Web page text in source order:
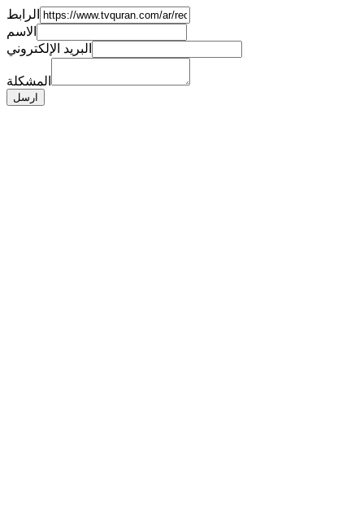
الرابط
الاسم
البريد الإلكتروني
المشكلة
ارسل